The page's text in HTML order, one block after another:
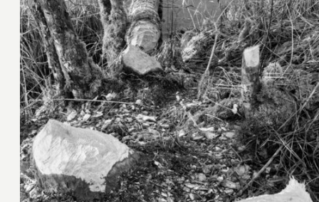
11. Februar 2025